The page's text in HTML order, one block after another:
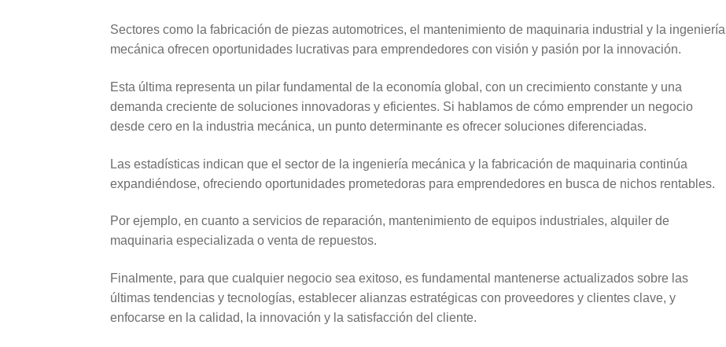
Sectores como la fabricación de piezas automotrices, el mantenimiento de maquinaria industrial y la ingeniería
mecánica ofrecen oportunidades lucrativas para emprendedores con visión y pasión por la innovación.
Esta última representa un pilar fundamental de la economía global, con un crecimiento constante y una
demanda creciente de soluciones innovadoras y eficientes. Si hablamos de cómo emprender un negocio
desde cero en la industria mecánica, un punto determinante es ofrecer soluciones diferenciadas.
Las estadísticas indican que el sector de la ingeniería mecánica y la fabricación de maquinaria continúa
expandiéndose, ofreciendo oportunidades prometedoras para emprendedores en busca de nichos rentables.
Por ejemplo, en cuanto a servicios de reparación, mantenimiento de equipos industriales, alquiler de
maquinaria especializada o venta de repuestos.
Finalmente, para que cualquier negocio sea exitoso, es fundamental mantenerse actualizados sobre las
últimas tendencias y tecnologías, establecer alianzas estratégicas con proveedores y clientes clave, y
enfocarse en la calidad, la innovación y la satisfacción del cliente.